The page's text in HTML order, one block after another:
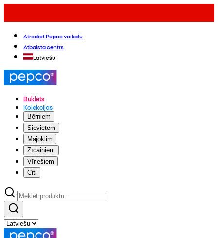
Atrodiet Pepco veikalu
Atbalsta centrs
Latviešu
Buklets
Kolekcijas
Bērniem
Sievietēm
Mājoklim
Zīdaiņiem
Vīriešiem
Citi